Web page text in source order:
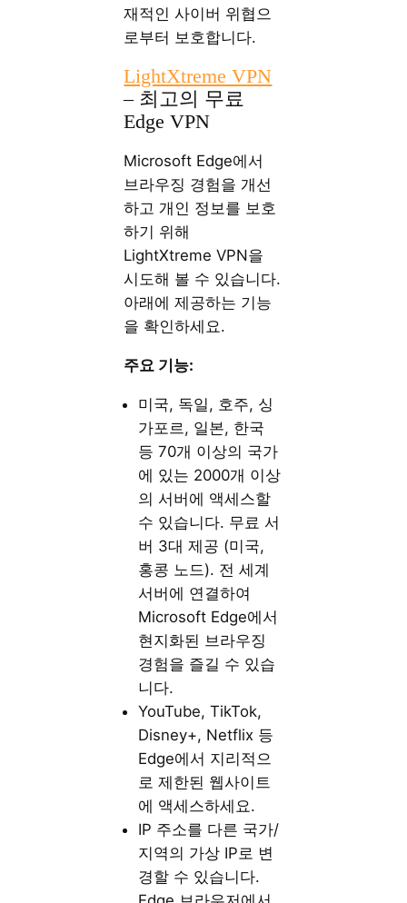
재적인 사이버 위협으
로부터 보호합니다.
LightXtreme VPN
– 최고의 무료
Edge VPN
Microsoft Edge에서
브라우징 경험을 개선
하고 개인 정보를 보호
하기 위해
LightXtreme VPN을
시도해 볼 수 있습니다.
아래에 제공하는 기능
을 확인하세요.
주요 기능:
미국, 독일, 호주, 싱
가포르, 일본, 한국
등 70개 이상의 국가
에 있는 2000개 이상
의 서버에 액세스할
수 있습니다. 무료 서
버 3대 제공 (미국,
홍콩 노드). 전 세계
서버에 연결하여
Microsoft Edge에서
현지화된 브라우징
경험을 즐길 수 있습
니다.
YouTube, TikTok,
Disney+, Netflix 등
Edge에서 지리적으
로 제한된 웹사이트
에 액세스하세요.
IP 주소를 다른 국가/
지역의 가상 IP로 변
경할 수 있습니다.